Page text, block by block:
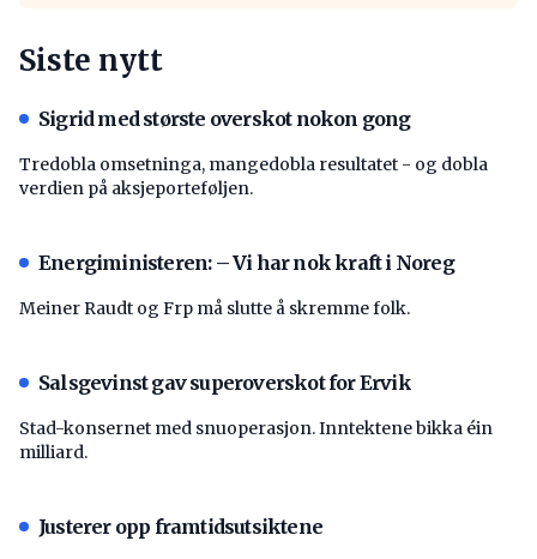
Siste nytt
Sigrid med største overskot nokon gong
Tredobla omsetninga, mangedobla resultatet - og dobla
verdien på aksjeporteføljen.
Energiministeren: – Vi har nok kraft i Noreg
Meiner Raudt og Frp må slutte å skremme folk.
Salsgevinst gav superoverskot for Ervik
Stad-konsernet med snuoperasjon. Inntektene bikka éin
milliard.
Justerer opp framtidsutsiktene